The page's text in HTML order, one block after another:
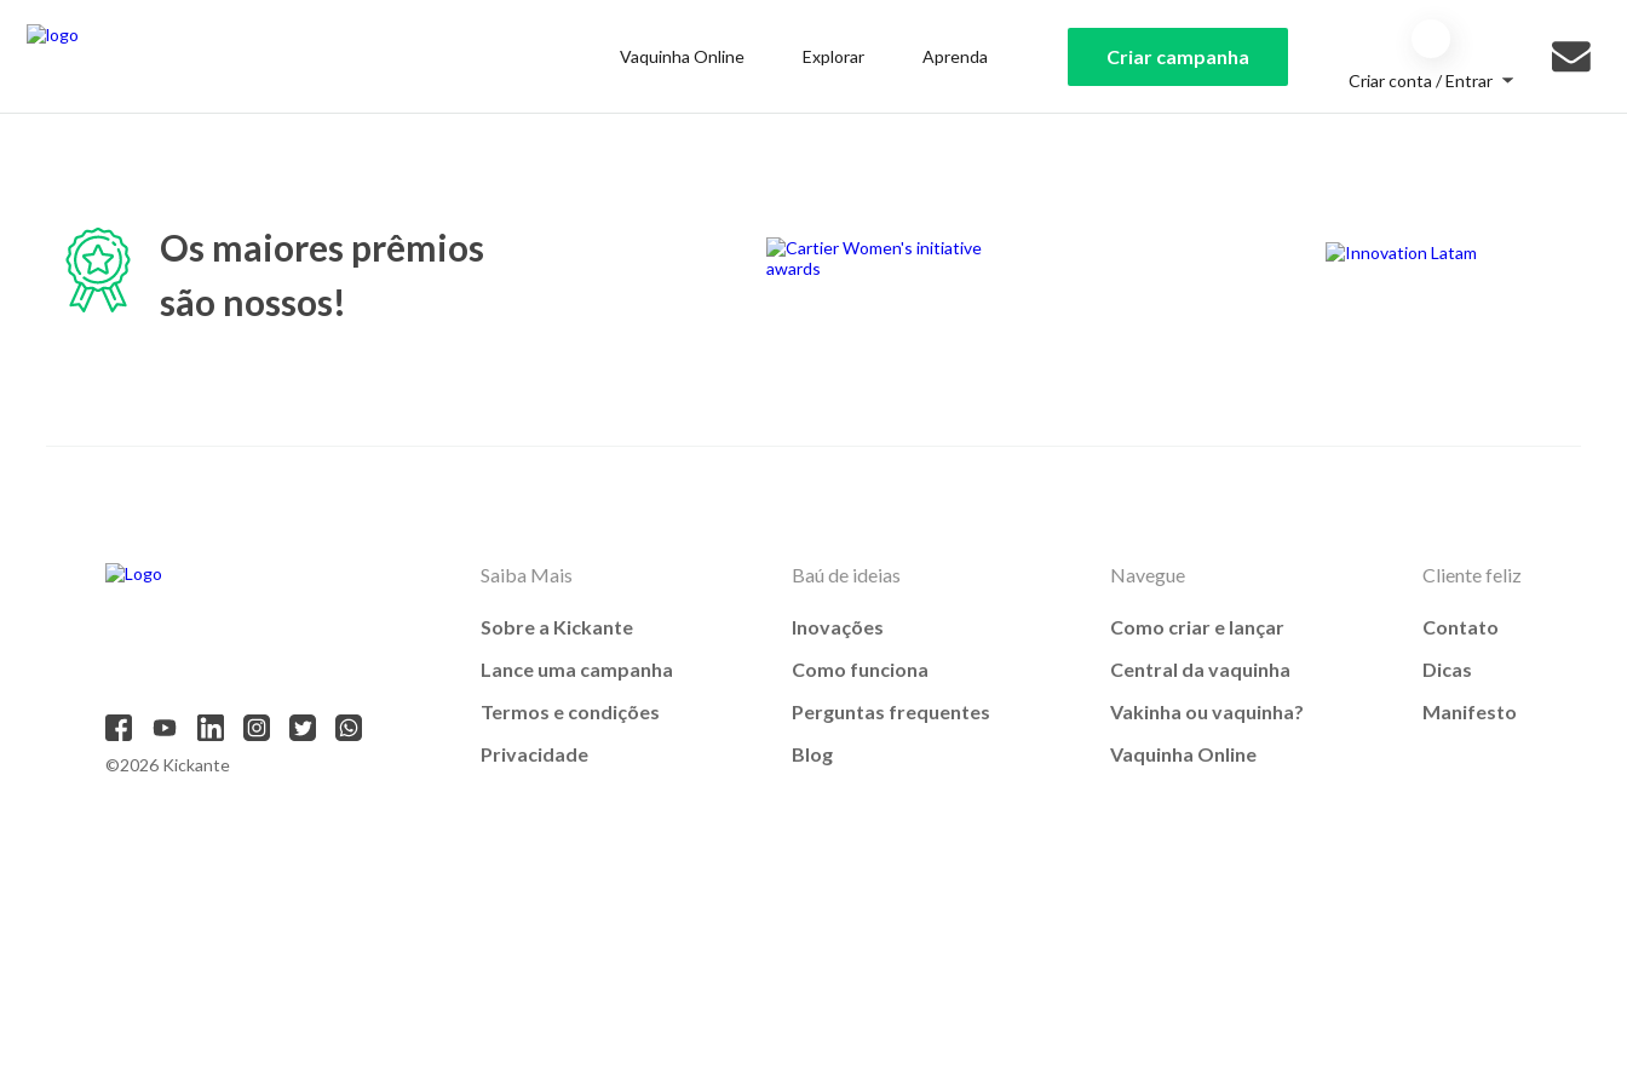
Vaquinha Online Explorar Aprenda Criar campanha
Criar conta / Entrar
Os maiores prêmios
são nossos!
©2026 Kickante
Saiba Mais
Sobre a Kickante
Lance uma campanha
Termos e condições
Privacidade
Baú de ideias
Inovações
Como funciona
Perguntas frequentes
Blog
Navegue
Como criar e lançar
Central da vaquinha
Vakinha ou vaquinha?
Vaquinha Online
Cliente feliz
Contato
Dicas
Manifesto